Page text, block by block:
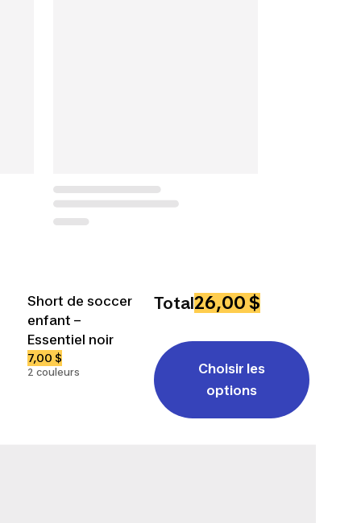
Short de soccer
enfant –
Essentiel noir
7,00 $
2 couleurs
Total26,00 $
Choisir les
options